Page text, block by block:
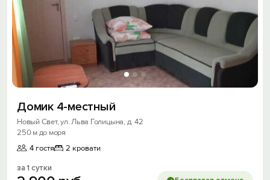
Домик 4-местный
Новый Свет, ул. Льва Голицына, д. 42
250 м до моря
4 гостя
2 кровати
за 1 сутки